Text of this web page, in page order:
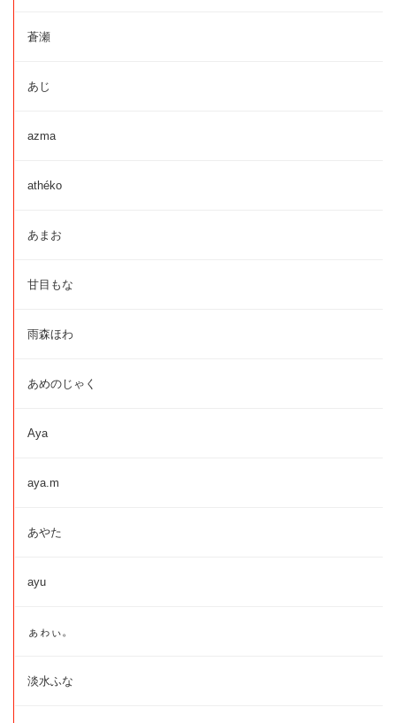
蒼瀬
あじ
azma
athéko
あまお
甘目もな
雨森ほわ
あめのじゃく
Aya
aya.m
あやた
ayu
ぁゎぃ。
淡水ふな